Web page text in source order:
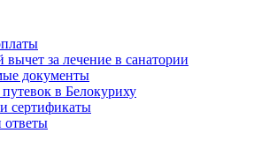
за лечение в санатории
документы
в Белокуриху
сертификаты